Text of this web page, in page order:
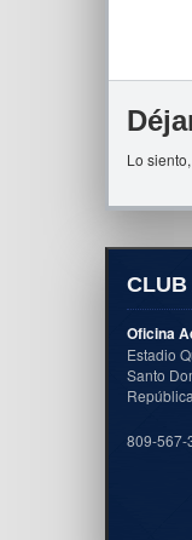
Lo
CLUB
Oficina
Estadio
Santo
809-567-